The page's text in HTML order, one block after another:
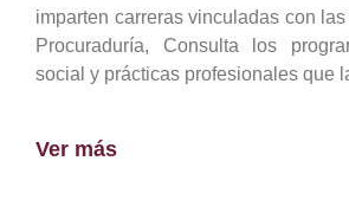
imparten carreras vinculadas con
Procuraduría, Consulta los
social y prácticas profesionales que
Ver más